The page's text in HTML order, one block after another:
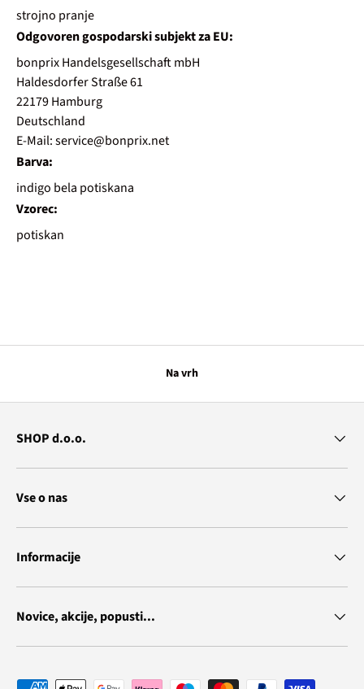
strojno pranje
Odgovoren gospodarski subjekt za EU:
bonprix Handelsgesellschaft mbH
Haldesdorfer Straße 61
22179 Hamburg
Deutschland
E-Mail: service@bonprix.net
Barva:
indigo bela potiskana
Vzorec:
potiskan
Na vrh
SHOP d.o.o.
Vse o nas
Informacije
Novice, akcije, popusti...